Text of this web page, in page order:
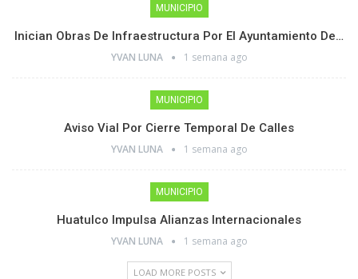
MUNICIPIO
Inician Obras De Infraestructura Por El Ayuntamiento De…
YVAN LUNA 1 semana ago
MUNICIPIO
Aviso Vial Por Cierre Temporal De Calles
YVAN LUNA 1 semana ago
MUNICIPIO
Huatulco Impulsa Alianzas Internacionales
YVAN LUNA 1 semana ago
LOAD MORE POSTS